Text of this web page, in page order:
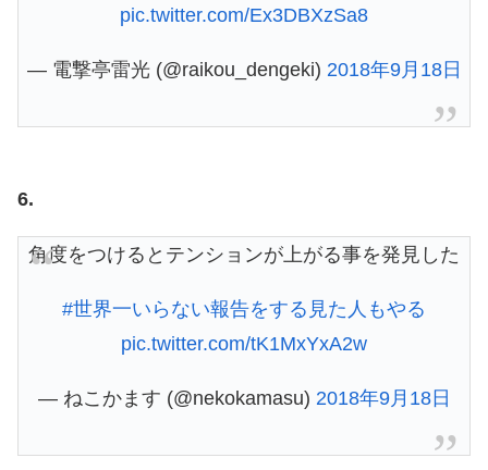
pic.twitter.com/Ex3DBXzSa8
— 電撃亭雷光 (@raikou_dengeki) 2018年9月18日
6.
角度をつけるとテンションが上がる事を発見した
#世界一いらない報告をする見た人もやる
pic.twitter.com/tK1MxYxA2w
— ねこかます (@nekokamasu) 2018年9月18日